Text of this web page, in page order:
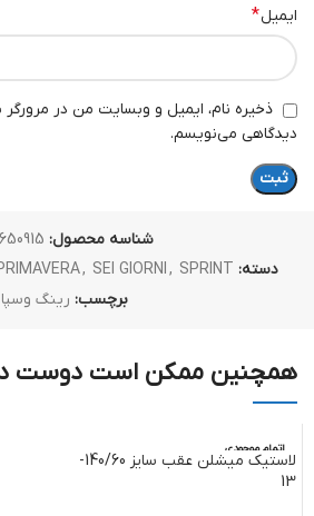
ایمیل*
ذخیره نام، ایمیل و وبسایت من در مرورگر
دیدگاهی می‌نویسم.
شناسه محصول:
دسته:
, SEI GIORNI, SPRINT
برچسب: رینگ وسپا
همچنین ممکن است دوست
اتمام موجودی
لاستیک میشلن عقب سایز 140/60-
13